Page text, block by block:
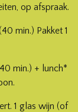
op afspraak.
min.) Pakket 1
min.) + lunch*
1 glas wijn (of